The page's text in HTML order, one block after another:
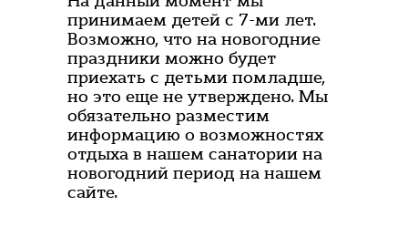
принимаем детей с 7-ми лет.
Возможно, что на новогодние
праздники можно будет
приехать с детьми помладше,
но это еще не утверждено. Мы
обязательно разместим
информацию о возможностях
отдыха в нашем санатории на
новогодний период на нашем
сайте.